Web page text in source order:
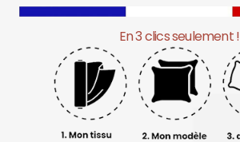
En 3 clics seulement !